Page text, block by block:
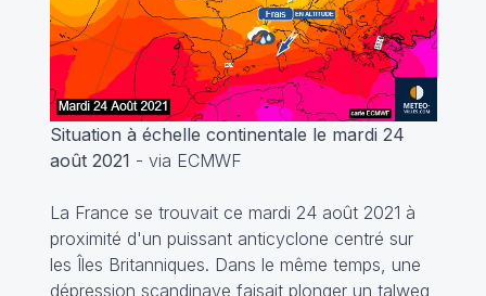
Situation à échelle continentale le mardi 24
août 2021 - via ECMWF
La France se trouvait ce mardi 24 août 2021 à
proximité d'un puissant anticyclone centré sur
les Îles Britanniques. Dans le même temps, une
dépression scandinave faisait plonger un talweg